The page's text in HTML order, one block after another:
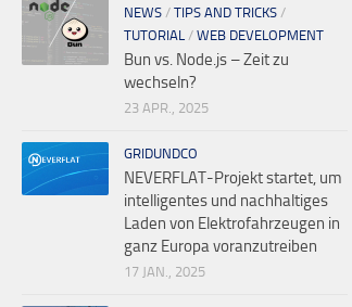
NEWS / TIPS AND TRICKS /
TUTORIAL / WEB DEVELOPMENT
Bun vs. Node.js – Zeit zu
wechseln?
23 APR., 2025
GRIDUNDCO
NEVERFLAT-Projekt startet, um
intelligentes und nachhaltiges
Laden von Elektrofahrzeugen in
ganz Europa voranzutreiben
17 JAN., 2025